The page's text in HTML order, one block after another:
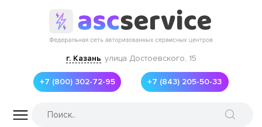
г. Казань улица Достоевского, 15
+7 (800) 302-72-95 +7 (843) 205-50-33